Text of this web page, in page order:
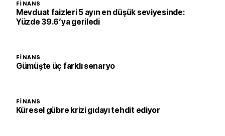
FINANS
Mevduat faizleri 5 ayın en düşük seviyesinde:
Yüzde 39.6’ya geriledi
FINANS
Gümüşte üç farklı senaryo
FINANS
Küresel gübre krizi gıdayı tehdit ediyor